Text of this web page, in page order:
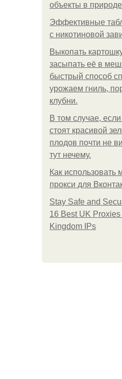
объекты в
Эффективные
с никотиновой
Выкопать
засыпать её в
быстрый способ
урожаем гниль,
клубни.
В том случае,
стоят красивой
плодов почти не
тут нечему.
Как использовать
прокси для
Stay Safe and
16 Best UK Proxies
Kingdom IPs